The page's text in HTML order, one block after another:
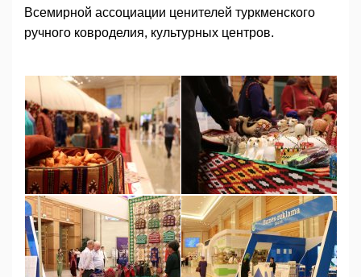
Всемирной ассоциации ценителей туркменского
ручного ковроделия, культурных центров.